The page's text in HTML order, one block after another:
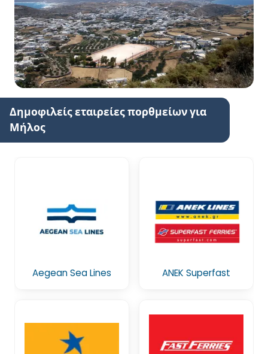
Δημοφιλείς εταιρείες πορθμείων για
Μήλος
Aegean Sea Lines ANEK Superfast